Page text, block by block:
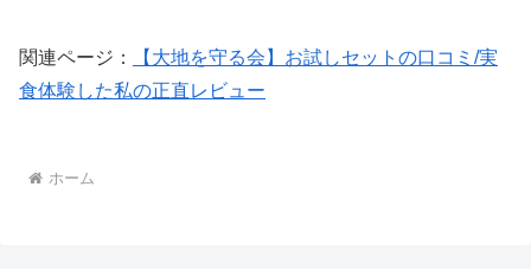
関連ページ：
【大地を守る会】お試しセットの口コミ/実
食体験した私の正直レビュー
ホーム